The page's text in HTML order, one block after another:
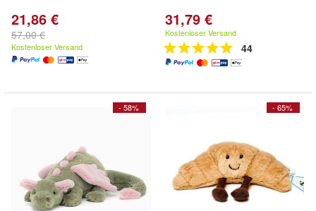
21,86 €
57,00 €
Kostenloser Versand
31,79 €
Kostenloser Versand
44
- 58% - 65%